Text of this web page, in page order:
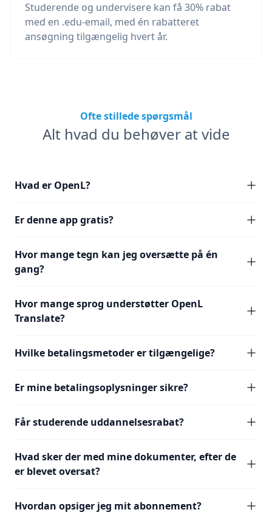
Studerende og undervisere kan få 30% rabat
med en .edu-email, med én rabatteret
ansøgning tilgængelig hvert år.
Ofte stillede spørgsmål
Alt hvad du behøver at vide
Hvad er OpenL?
Er denne app gratis?
Hvor mange tegn kan jeg oversætte på én
gang?
Hvor mange sprog understøtter OpenL
Translate?
Hvilke betalingsmetoder er tilgængelige?
Er mine betalingsoplysninger sikre?
Får studerende uddannelsesrabat?
Hvad sker der med mine dokumenter, efter de
er blevet oversat?
Hvordan opsiger jeg mit abonnement?